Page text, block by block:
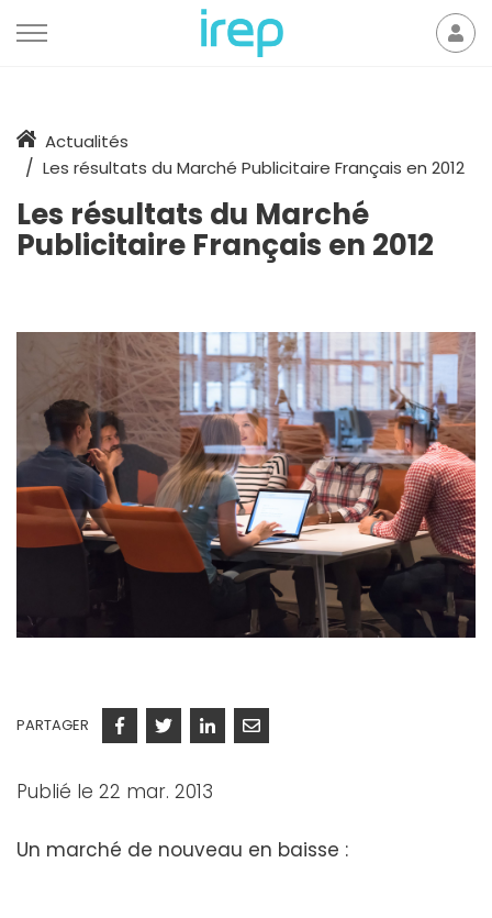
AccueilActualités
Les résultats du Marché Publicitaire Français en 2012
Les résultats du Marché
Publicitaire Français en 2012
PARTAGER Facebook
TwitterLinkedinCourriel
Publié le 22 mar. 2013
Un marché de nouveau en baisse :